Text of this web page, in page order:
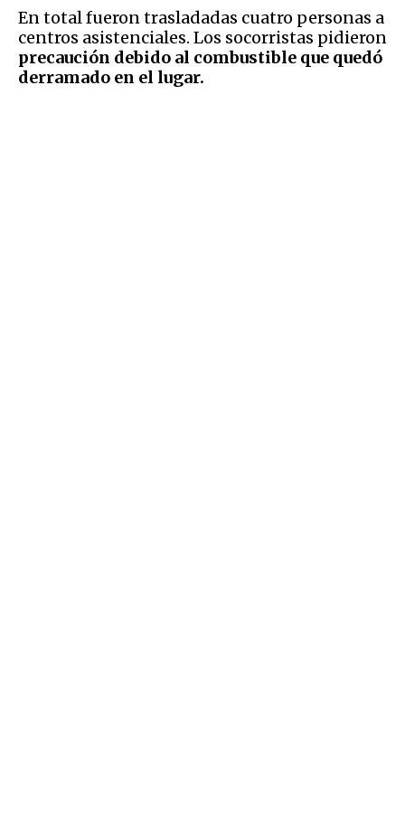
En total fueron trasladadas cuatro personas a
centros asistenciales. Los socorristas pidieron
precaución debido al combustible que quedó
derramado en el lugar.